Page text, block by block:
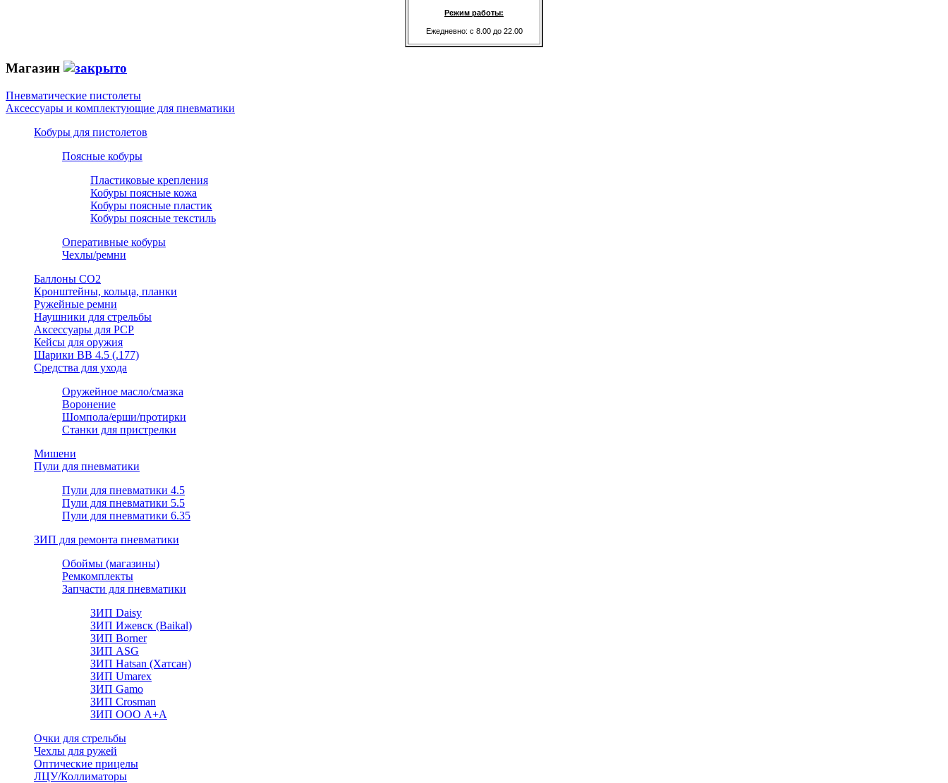
Режим работы:
Ежедневно: с 8.00 до 22.00
Магазин
Пневматические пистолеты
Аксессуары и комплектующие для пневматики
Кобуры для пистолетов
Поясные кобуры
Пластиковые крепления
Кобуры поясные кожа
Кобуры поясные пластик
Кобуры поясные текстиль
Оперативные кобуры
Чехлы/ремни
Баллоны СО2
Кронштейны, кольца, планки
Ружейные ремни
Наушники для стрельбы
Аксессуары для PCP
Кейсы для оружия
Шарики ВВ 4.5 (.177)
Средства для ухода
Оружейное масло/смазка
Воронение
Шомпола/ерши/протирки
Станки для пристрелки
Мишени
Пули для пневматики
Пули для пневматики 4.5
Пули для пневматики 5.5
Пули для пневматики 6.35
ЗИП для ремонта пневматики
Обоймы (магазины)
Ремкомплекты
Запчасти для пневматики
ЗИП Daisy
ЗИП Ижевск (Baikal)
ЗИП Borner
ЗИП ASG
ЗИП Hatsan (Хатсан)
ЗИП Umarex
ЗИП Gamo
ЗИП Crosman
ЗИП ООО А+А
Очки для стрельбы
Чехлы для ружей
Оптические прицелы
ЛЦУ/Коллиматоры